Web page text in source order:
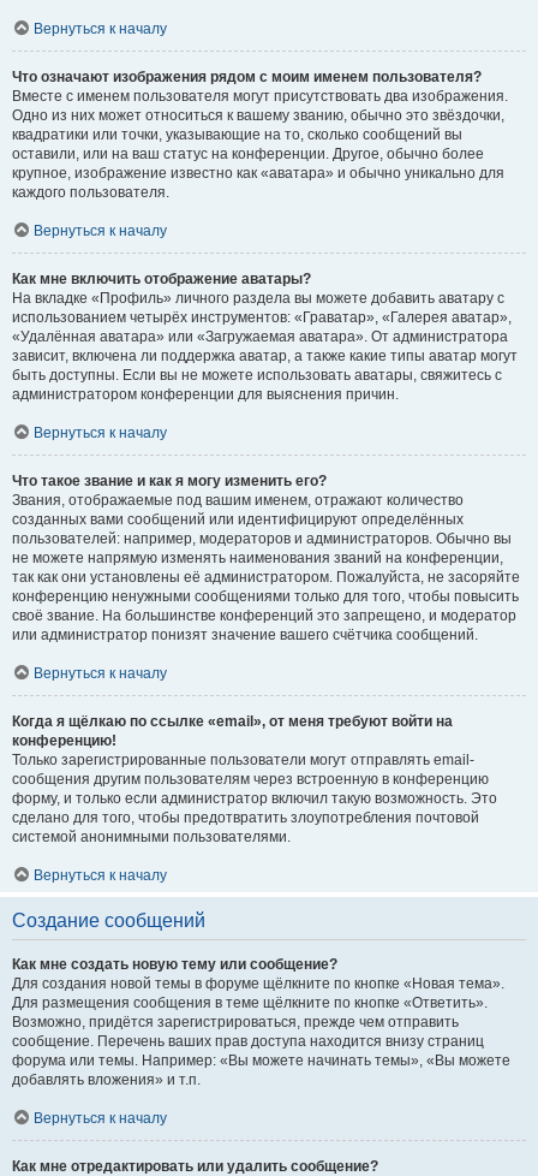
Вернуться к началу
Что означают изображения рядом с моим именем пользователя?
Вместе с именем пользователя могут присутствовать два изображения.
Одно из них может относиться к вашему званию, обычно это звёздочки,
квадратики или точки, указывающие на то, сколько сообщений вы
оставили, или на ваш статус на конференции. Другое, обычно более
крупное, изображение известно как «аватара» и обычно уникально для
каждого пользователя.
Вернуться к началу
Как мне включить отображение аватары?
На вкладке «Профиль» личного раздела вы можете добавить аватару с
использованием четырёх инструментов: «Граватар», «Галерея аватар»,
«Удалённая аватара» или «Загружаемая аватара». От администратора
зависит, включена ли поддержка аватар, а также какие типы аватар могут
быть доступны. Если вы не можете использовать аватары, свяжитесь с
администратором конференции для выяснения причин.
Вернуться к началу
Что такое звание и как я могу изменить его?
Звания, отображаемые под вашим именем, отражают количество
созданных вами сообщений или идентифицируют определённых
пользователей: например, модераторов и администраторов. Обычно вы
не можете напрямую изменять наименования званий на конференции,
так как они установлены её администратором. Пожалуйста, не засоряйте
конференцию ненужными сообщениями только для того, чтобы повысить
своё звание. На большинстве конференций это запрещено, и модератор
или администратор понизят значение вашего счётчика сообщений.
Вернуться к началу
Когда я щёлкаю по ссылке «email», от меня требуют войти на
конференцию!
Только зарегистрированные пользователи могут отправлять email-
сообщения другим пользователям через встроенную в конференцию
форму, и только если администратор включил такую возможность. Это
сделано для того, чтобы предотвратить злоупотребления почтовой
системой анонимными пользователями.
Вернуться к началу
Создание сообщений
Как мне создать новую тему или сообщение?
Для создания новой темы в форуме щёлкните по кнопке «Новая тема».
Для размещения сообщения в теме щёлкните по кнопке «Ответить».
Возможно, придётся зарегистрироваться, прежде чем отправить
сообщение. Перечень ваших прав доступа находится внизу страниц
форума или темы. Например: «Вы можете начинать темы», «Вы можете
добавлять вложения» и т.п.
Вернуться к началу
Как мне отредактировать или удалить сообщение?